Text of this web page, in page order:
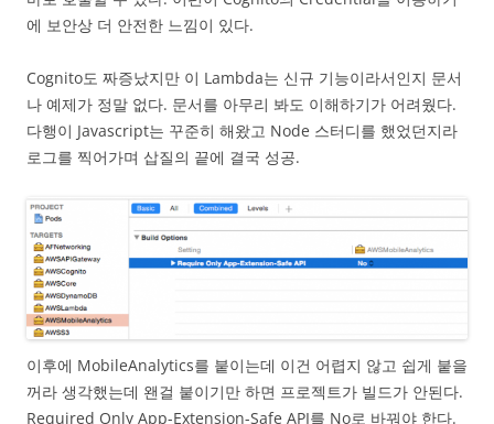
에 보안상 더 안전한 느낌이 있다.
Cognito도 짜증났지만 이 Lambda는 신규 기능이라서인지 문서
나 예제가 정말 없다. 문서를 아무리 봐도 이해하기가 어려웠다.
다행이 Javascript는 꾸준히 해왔고 Node 스터디를 했었던지라
로그를 찍어가며 삽질의 끝에 결국 성공.
이후에 MobileAnalytics를 붙이는데 이건 어렵지 않고 쉽게 붙을
꺼라 생각했는데 왠걸 붙이기만 하면 프로젝트가 빌드가 안된다.
Required Only App-Extension-Safe API를 No로 바꿔야 한다.